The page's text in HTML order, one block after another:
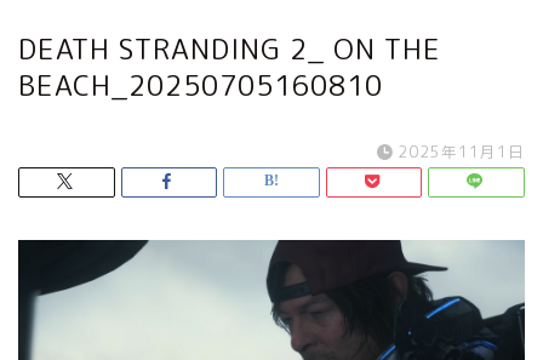
DEATH STRANDING 2_ ON THE
BEACH_20250705160810
2025年11月1日